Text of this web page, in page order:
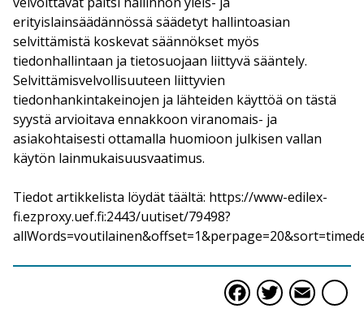
erityislainsäädännössä säädetyt hallintoasian
selvittämistä koskevat säännökset myös
tiedonhallintaan ja tietosuojaan liittyvä sääntely.
Selvittämisvelvollisuuteen liittyvien
tiedonhankintakeinojen ja lähteiden käyttöä on tästä
syystä arvioitava ennakkoon viranomais- ja
asiakohtaisesti ottamalla huomioon julkisen vallan
käytön lainmukaisuusvaatimus.
Tiedot artikkelista löydät täältä: https://www-edilex-
fi.ezproxy.uef.fi:2443/uutiset/79498?
Facebook